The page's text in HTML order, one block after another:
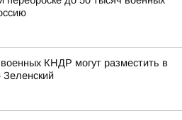
КНДР могут разместить в